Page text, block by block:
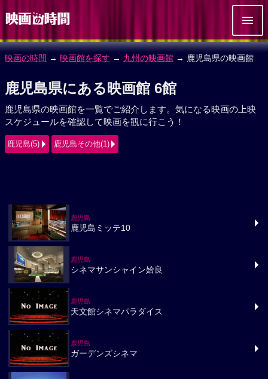
映画の時間 → 映画館を探す → 九州の映画館 → 鹿児島県の映画館
鹿児島県にある映画館 6館
鹿児島県の映画館を一覧でご紹介します。気になる映画の上映
スケジュールを確認して映画を観に行こう！
鹿児島(5) 鹿児島その他(1)
鹿児島
鹿児島ミッテ10
鹿児島
シネマサンシャイン姶良
鹿児島
天文館シネマパラダイス
鹿児島
ガーデンズシネマ